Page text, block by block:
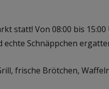
statt! Von 08:00 bis
Schnäppchen
frische Brötchen,